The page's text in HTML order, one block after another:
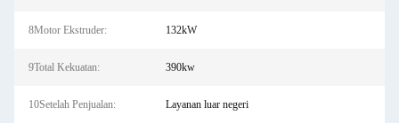
8Motor Ekstruder: 132kW
9Total Kekuatan: 390kw
10Setelah Penjualan: Layanan luar negeri